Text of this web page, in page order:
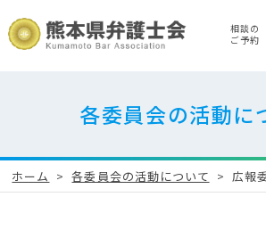
相談の
ご予約
各委員会の活動に
ホーム 各委員会の活動について 広報